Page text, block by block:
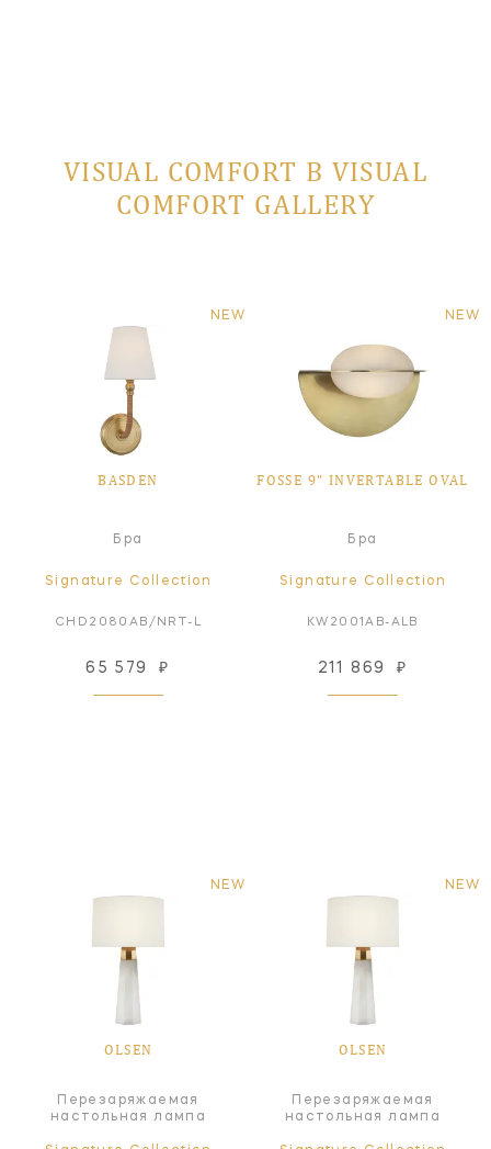
VISUAL COMFORT В VISUAL
COMFORT GALLERY
NEW
BASDEN
Бра
Signature Collection
CHD2080AB/NRT-L
65 579 ₽
NEW
FOSSE 9" INVERTABLE OVAL
Бра
Signature Collection
KW2001AB-ALB
211 869 ₽
NEW
OLSEN
Перезаряжаемая
настольная лампа
NEW
OLSEN
Перезаряжаемая
настольная лампа